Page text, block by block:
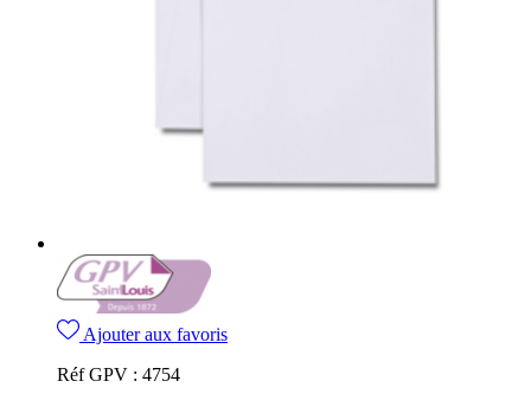
Ajouter aux favoris
Réf GPV : 4754